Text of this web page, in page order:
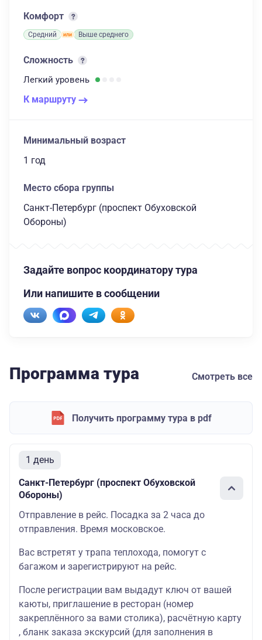
Комфорт
Средний Выше среднего
Сложность
Легкий уровень
К маршруту
Минимальный возраст
1 год
Место сбора группы
Санкт-Петербург (проспект Обуховской
Обороны)
Задайте вопрос координатору тура
Или напишите в сообщении
Программа тура Смотреть все
Получить программу тура в pdf
1 день
Санкт-Петербург (проспект Обуховской
Обороны)
Отправление в рейс. Посадка за 2 часа до
отправления. Время московское.
Вас встретят у трапа теплохода, помогут с
багажом и зарегистрируют на рейс.
После регистрации вам выдадут ключ от вашей
каюты, приглашение в ресторан (номер
закреплённого за вами столика), расчётную карту
, бланк заказа экскурсий (для заполнения в